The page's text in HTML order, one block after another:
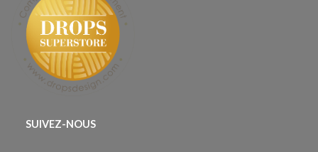
SUIVEZ-NOUS